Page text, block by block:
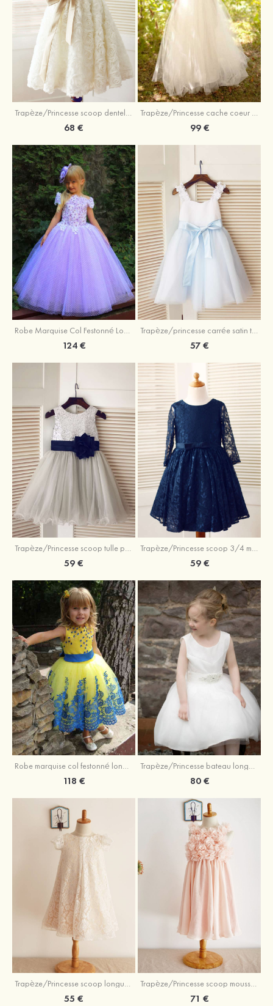
Trapèze/Princesse scoop dentelle longueur genou robe de fille de fleur
68 €
Trapèze/Princesse cache coeur longueur ras du sol tulle robe de fille de fleur avec ceintures
99 €
Robe Marquise Col Festonné Longueur Ras du Sol Tulle Robe de fille de fleur avec Appliqué Cristal Dentelle
124 €
Trapèze/princesse carrée satin tulle longueur genou robe de fille de fleur
57 €
Trapèze/Princesse scoop tulle paillettes longueur genou robe de fille de fleur
59 €
Trapèze/Princesse scoop 3/4 manches longueur genou dentelle robe de fille de fleur
59 €
Robe marquise col festonné longueur mollet tulle robe de fille de fleur avec appliqué
118 €
Trapèze/Princesse bateau longueur genou tulle robe de fille de fleur avec perle ceinture
80 €
Trapèze/Princesse scoop longueur genou dentelle robe de fille de fleur avec dentelle
55 €
Trapèze/Princesse scoop mousseline longueur mollet robe de fille de fleur
71 €